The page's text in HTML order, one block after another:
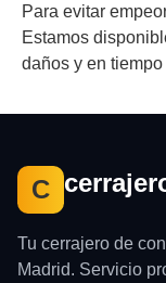
Para evitar
Estamos
daños y en tiempo
C
Tu cerrajero de
Madrid. Servicio